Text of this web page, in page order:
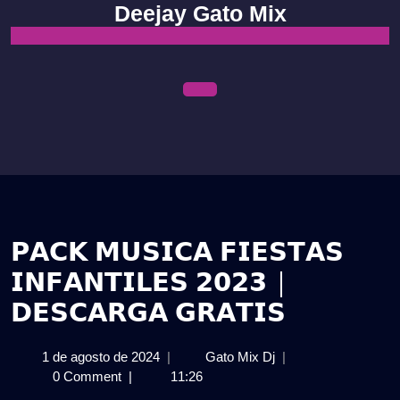
content
Deejay Gato Mix
𝗣𝗔𝗖𝗞 𝗠𝗨𝗦𝗜𝗖𝗔 𝗙𝗜𝗘𝗦𝗧𝗔𝗦
𝗜𝗡𝗙𝗔𝗡𝗧𝗜𝗟𝗘𝗦 𝟮𝟬𝟮𝟯 |
𝗗𝗘𝗦𝗖𝗔𝗥𝗚𝗔 𝗚𝗥𝗔𝗧𝗜𝗦
1 de agosto de 20241
de
| Gato Mix Dj𝗣𝗔𝗖𝗞
|
0 Comment | 11:26